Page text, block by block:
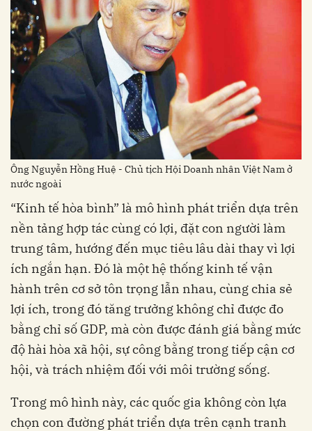
Ông Nguyễn Hồng Huệ - Chủ tịch Hội Doanh nhân Việt Nam ở
nước ngoài
“Kinh tế hòa bình” là mô hình phát triển dựa trên
nền tảng hợp tác cùng có lợi, đặt con người làm
trung tâm, hướng đến mục tiêu lâu dài thay vì lợi
ích ngắn hạn. Đó là một hệ thống kinh tế vận
hành trên cơ sở tôn trọng lẫn nhau, cùng chia sẻ
lợi ích, trong đó tăng trưởng không chỉ được đo
bằng chỉ số GDP, mà còn được đánh giá bằng mức
độ hài hòa xã hội, sự công bằng trong tiếp cận cơ
hội, và trách nhiệm đối với môi trường sống.
Trong mô hình này, các quốc gia không còn lựa
chọn con đường phát triển dựa trên cạnh tranh